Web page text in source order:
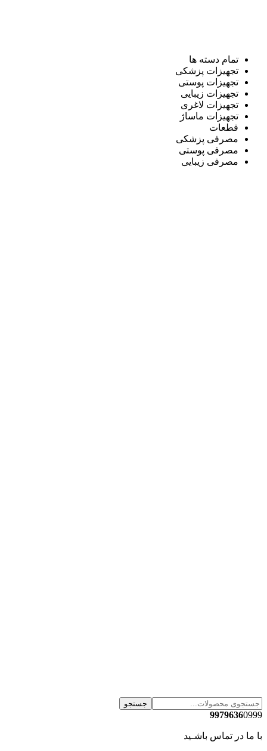
تمام دسته ها
تجهیزات پزشکی
تجهیزات پوستی
تجهیزات زیبایی
تجهیزات لاغری
تجهیزات ماساژ
قطعات
مصرفی پزشکی
مصرفی پوستی
مصرفی زیبایی
جستجو
99796360999
با ما در تماس باشـید